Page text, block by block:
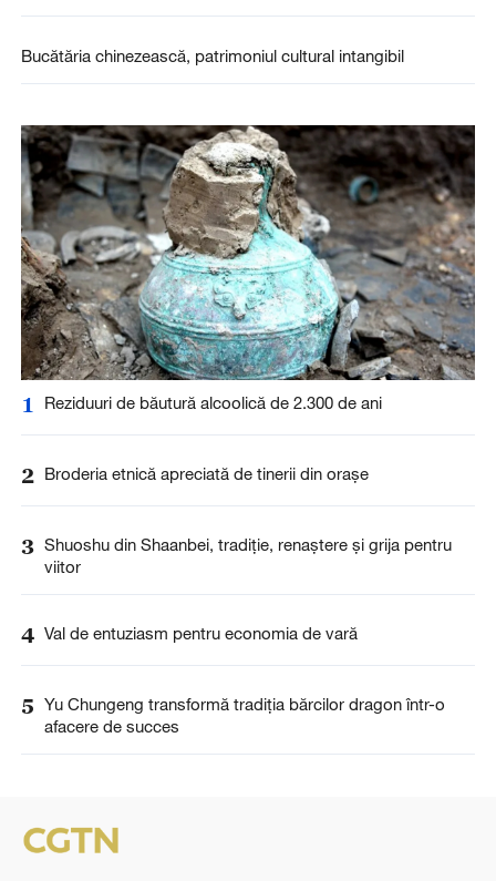
Bucătăria chinezească, patrimoniul cultural intangibil
1 Reziduuri de băutură alcoolică de 2.300 de ani
2 Broderia etnică apreciată de tinerii din orașe
3 Shuoshu din Shaanbei, tradiție, renaștere și grija pentru
viitor
4 Val de entuziasm pentru economia de vară
5 Yu Chungeng transformă tradiția bărcilor dragon într-o
afacere de succes